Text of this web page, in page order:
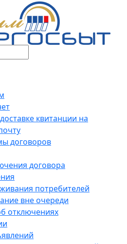
квитанции на
договоров
договора
потребителей
вне очереди
отключениях